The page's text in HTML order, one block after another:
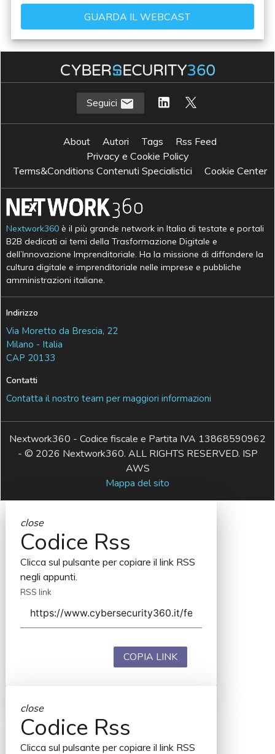
Seguici
About Autori Tags
Rss Feed
Privacy e Cookie Policy
Terms&Conditions Contenuti Specialistici
Cookie Center
Nextwork360 è il più grande network in Italia di testate e portali
B2B dedicati ai temi della Trasformazione Digitale e
dell’Innovazione Imprenditoriale. Ha la missione di diffondere la
cultura digitale e imprenditoriale nelle imprese e pubbliche
amministrazioni italiane.
Indirizzo
Via Moretto da Brescia, 22
Milano - Italia
CAP 20133
Contatti
Contatta il nostro team per maggiori informazioni
Nextwork360 - Codice fiscale e Partita IVA 13868590962
- © 2026 Nextwork360. ALL RIGHTS RESERVED. ISP
AWS
Mappa del sito
close
Codice Rss
Clicca sul pulsante per copiare il link RSS
negli appunti.
RSS link
COPIA LINK
close
Codice Rss
Clicca sul pulsante per copiare il link RSS